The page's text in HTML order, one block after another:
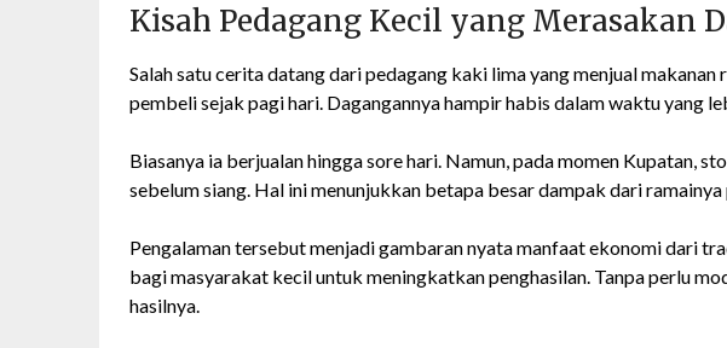
Kisah Pedagang Kecil yang Merasakan
Salah satu cerita datang dari pedagang kaki lima yang menjual makanan
pembeli sejak pagi hari. Dagangannya hampir habis dalam waktu yang
Biasanya ia berjualan hingga sore hari. Namun, pada momen Kupatan,
sebelum siang. Hal ini menunjukkan betapa besar dampak dari ramainya
Pengalaman tersebut menjadi gambaran nyata manfaat ekonomi dari
bagi masyarakat kecil untuk meningkatkan penghasilan. Tanpa perlu
hasilnya.